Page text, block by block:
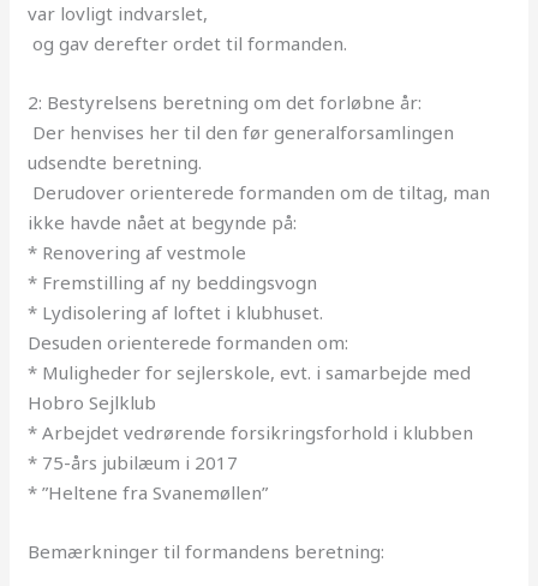
var lovligt indvarslet,
og gav derefter ordet til formanden.
2: Bestyrelsens beretning om det forløbne år:
Der henvises her til den før generalforsamlingen
udsendte beretning.
Derudover orienterede formanden om de tiltag, man
ikke havde nået at begynde på:
* Renovering af vestmole
* Fremstilling af ny beddingsvogn
* Lydisolering af loftet i klubhuset.
Desuden orienterede formanden om:
* Muligheder for sejlerskole, evt. i samarbejde med
Hobro Sejlklub
* Arbejdet vedrørende forsikringsforhold i klubben
* 75-års jubilæum i 2017
* ”Heltene fra Svanemøllen”
Bemærkninger til formandens beretning: